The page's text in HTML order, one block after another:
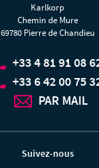
Karlkorp
Chemin de Mure
69780 Pierre de Chandieu
+33 4 81 91 08
+33 6 42 00 75
PAR MAIL
Suivez-nous